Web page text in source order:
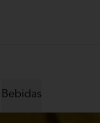
Bebidas